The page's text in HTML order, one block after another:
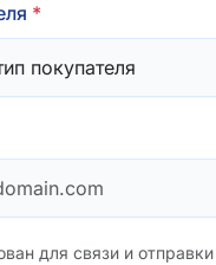
*
для связи и отправки